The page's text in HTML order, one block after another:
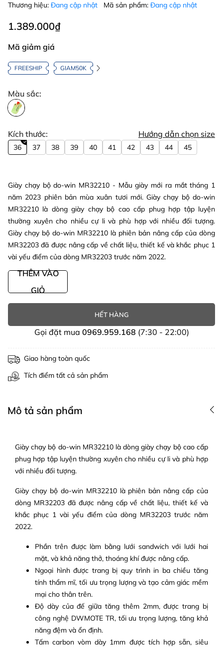
Thương hiệu: Đang cập nhật Mã sản phẩm: Đang cập nhật
1.389.000₫
Mã giảm giá
FREESHIP GIAM50K
Màu sắc:
Kích thước: Hướng dẫn chọn size
36 37 38 39 40 41 42 43 44 45
Giày chạy bộ do-win MR32210 - Mẫu giày mới ra mắt tháng 1
năm 2023 phiên bản mùa xuân tươi mới. Giày chạy bộ do-win
MR32210 là dòng giày chạy bộ cao cấp phug hợp tập luyện
thường xuyên cho nhiều cự li và phù hợp với nhiều đối tượng.
Giày chạy bộ do-win MR32210 là phiên bản nâng cấp của dòng
MR32203 đã được nâng cấp về chất liệu, thiết kế và khắc phục 1
vài yếu điểm của dòng MR32203 trước năm 2022.
THÊM VÀO
GIỎ
HẾT HÀNG
Gọi đặt mua 0969.959.168 (7:30 - 22:00)
Giao hàng toàn quốc
Tích điểm tất cả sản phẩm
Mô tả sản phẩm
Giày chạy bộ do-win MR32210 là dòng giày chạy bộ cao cấp
phug hợp tập luyện thường xuyên cho nhiều cự li và phù hợp
với nhiều đối tượng.
Giày chạy bộ do-win MR32210 là phiên bản nâng cấp của
dòng MR32203 đã được nâng cấp về chất liệu, thiết kế và
khắc phục 1 vài yếu điểm của dòng MR32203 trước năm
2022.
Phần trên được làm bằng lưới sandwich với lưới hai
mặt, và khả năng thở, thoáng khí được nâng cấp.
Ngoại hình được trang bị quy trình in ba chiều tăng
tính thẩm mĩ, tối ưu trọng lượng và tạo cảm giác mềm
mại cho thân trên.
Độ dày của đế giữa tăng thêm 2mm, được trang bị
công nghệ DWMOTE TR, tối ưu trọng lượng, tăng khả
năng đệm và ổn định.
Tấm carbon vòm dày 1mm được tích hợp sẵn, siêu